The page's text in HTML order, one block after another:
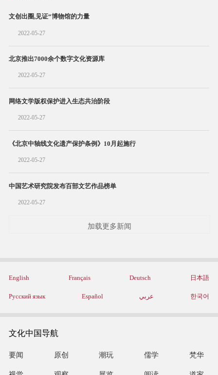
文创出圈,见证“博物馆的力量
2022-05-27
北京推出7000余个数字文化资源库
2022-05-27
网络文学版权保护进入生态共治阶段
2022-05-27
《北京中轴线文化遗产保护条例》10月起施行
2022-05-27
中国艺术研究院发布百部文艺作品榜单
2022-05-27
加载更多新闻
English Français Deutsch 日本語
Русский язык Español عربي 한국어
文化中国导航
要闻 原创 潮玩 儒学 梵华